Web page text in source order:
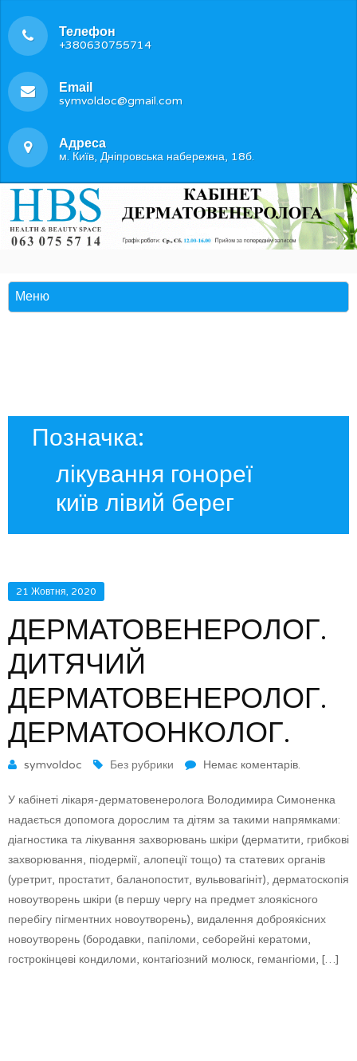
Телефон
+380630755714
Email
symvoldoc@gmail.com
Адреса
м. Київ, Дніпровська набережна, 18б.
Позначка:
лікування гонореї
київ лівий берег
21 Жовтня, 2020
ДЕРМАТОВЕНЕРОЛОГ.
ДИТЯЧИЙ
ДЕРМАТОВЕНЕРОЛОГ.
ДЕРМАТООНКОЛОГ.
symvoldoc Без рубрики Немає коментарів.
У кабінеті лікаря-дерматовенеролога Володимира Симоненка
надається допомога дорослим та дітям за такими напрямками:
діагностика та лікування захворювань шкіри (дерматити, грибкові
захворювання, піодермії, алопеції тощо) та статевих органів
(уретрит, простатит, баланопостит, вульвовагініт), дерматоскопія
новоутворень шкіри (в першу чергу на предмет злоякісного
перебігу пігментних новоутворень), видалення доброякісних
новоутворень (бородавки, папіломи, себорейні кератоми,
гострокінцеві кондиломи, контагіозний молюск, гемангіоми, […]